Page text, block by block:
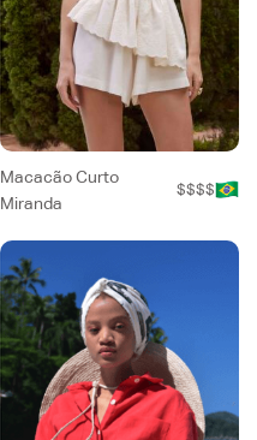
Macacão Curto
Miranda
$$$$